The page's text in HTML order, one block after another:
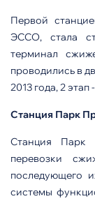
Первой
ЭССО, стала
терминал
проводились в
2013 года, 2 этап
Станция Парк
Станция Парк
перевозки
последующего
системы